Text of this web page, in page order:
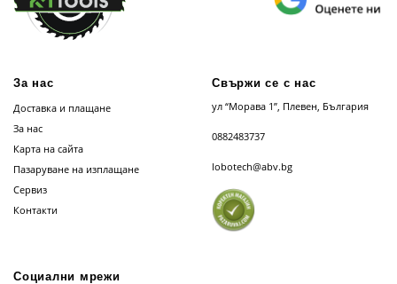
За нас
Доставка и плащане
За нас
Карта на сайта
Пазаруване на изплащане
Сервиз
Контакти
Свържи се с нас
ул “Морава 1”, Плевен, България
0882483737
lobotech@abv.bg
Социални мрежи